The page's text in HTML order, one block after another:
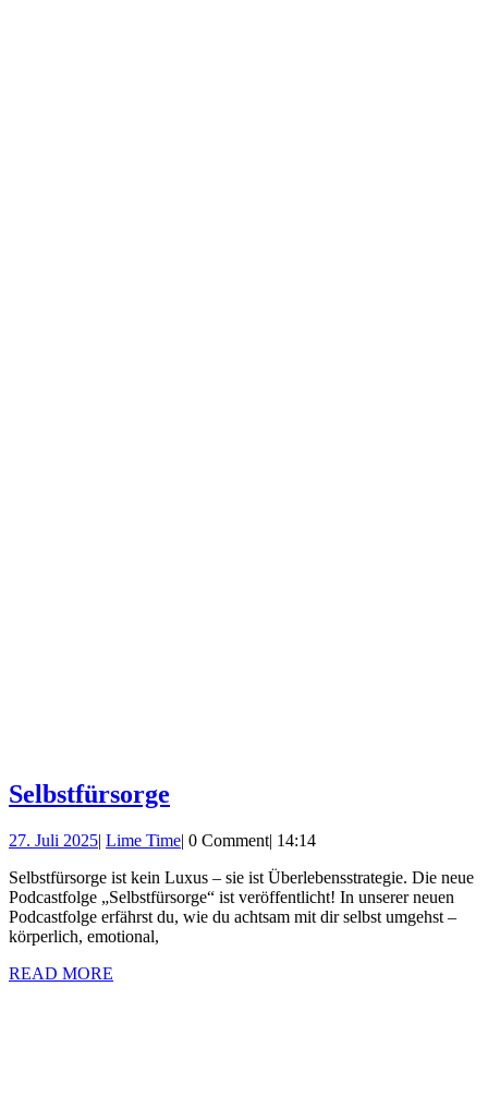
Selbstfürsorge
27. Juli 202527.
2025
| Lime TimeLime
| 0 Comment| 14:14
Selbstfürsorge ist kein Luxus – sie ist Überlebensstrategie. Die neue
Podcastfolge „Selbstfürsorge“ ist veröffentlicht! In unserer neuen
Podcastfolge erfährst du, wie du achtsam mit dir selbst umgehst –
körperlich, emotional,
READ MORE